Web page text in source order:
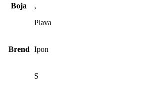
Boja
,
Plava
Brend Ipon
S